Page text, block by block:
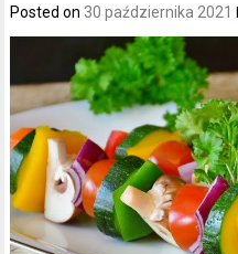
Posted on 30 października 2021